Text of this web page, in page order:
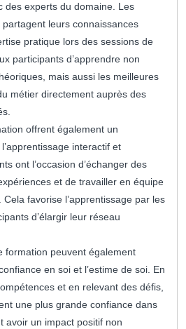
des experts du domaine. Les
leurs connaissances
pratique lors des sessions de
participants d’apprendre non
mais aussi les meilleures
métier directement auprès des
offrent également un
interactif et
ont l’occasion d’échanger des
et de travailler en équipe
favorise l’apprentissage par les
d’élargir leur réseau
formation peuvent également
en soi et l’estime de soi. En
et en relevant des défis,
une plus grande confiance dans
avoir un impact positif non